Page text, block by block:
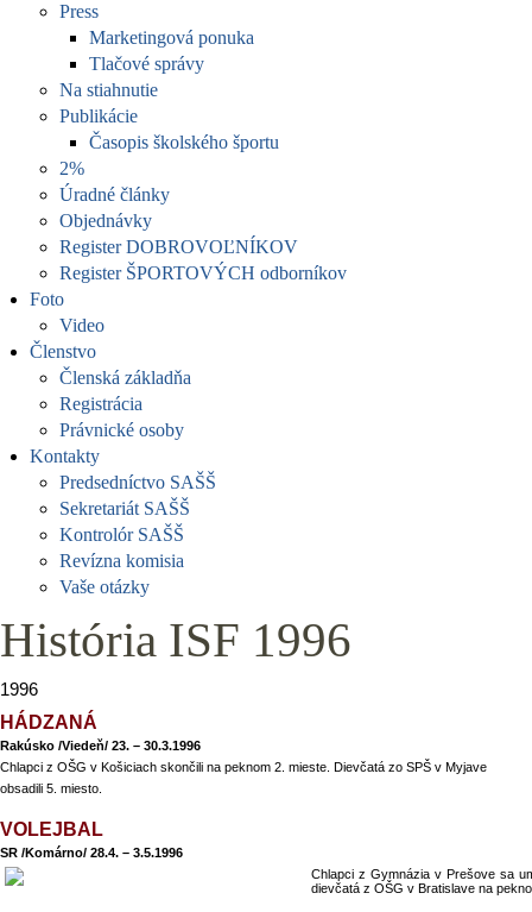
Press
Marketingová ponuka
Tlačové správy
Na stiahnutie
Publikácie
Časopis školského športu
2%
Úradné články
Objednávky
Register DOBROVOĽNÍKOV
Register ŠPORTOVÝCH odborníkov
Foto
Video
Členstvo
Členská základňa
Registrácia
Právnické osoby
Kontakty
Predsedníctvo SAŠŠ
Sekretariát SAŠŠ
Kontrolór SAŠŠ
Revízna komisia
Vaše otázky
História ISF 1996
1996
HÁDZANÁ
Rakúsko /Viedeň/ 23. – 30.3.1996
Chlapci z OŠG v Košiciach skončili na peknom 2. mieste. Dievčatá zo SPŠ v Myjave
obsadili 5. miesto.
VOLEJBAL
SR /Komárno/ 28.4. – 3.5.1996
Chlapci z Gymnázia v Prešove sa
dievčatá z OŠG v Bratislave na